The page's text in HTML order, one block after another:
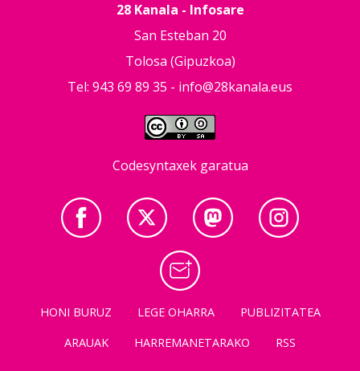
28 Kanala - Infosare
San Esteban 20
Tolosa (Gipuzkoa)
Tel: 943 69 89 35 - info@28kanala.eus
Codesyntaxek garatua
HONI BURUZ LEGE OHARRA
PUBLIZITATEA
ARAUAK
HARREMANETARAKO RSS